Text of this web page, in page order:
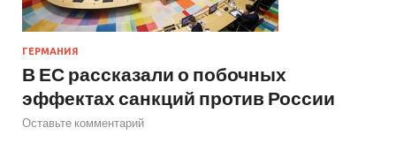
ГЕРМАНИЯ
В ЕС рассказали о побочных
эффектах санкций против России
Оставьте комментарий